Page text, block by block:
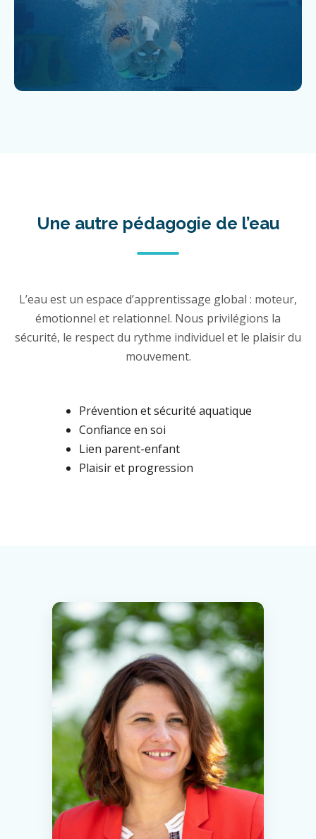
Une autre pédagogie de l’eau
L’eau est un espace d’apprentissage global : moteur,
émotionnel et relationnel. Nous privilégions la
sécurité, le respect du rythme individuel et le plaisir du
mouvement.
Prévention et sécurité aquatique
Confiance en soi
Lien parent-enfant
Plaisir et progression